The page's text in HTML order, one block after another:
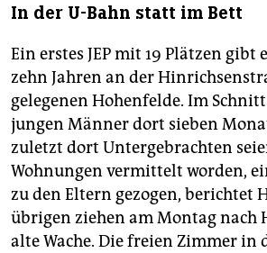
In der U-Bahn statt im Bett
Ein erstes JEP mit 19 Plätzen gibt
zehn Jahren an der
gelegenen Hohenfelde. Im
jungen Männer dort sieben
zuletzt dort Untergebrachten
Wohnungen vermittelt worden,
zu den Eltern gezogen, berichtet
übrigen ziehen am Montag nach
alte Wache. Die freien Zimmer in